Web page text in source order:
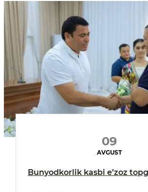
09
AVGUST
Bunyodkorlik kasbi e’zoz